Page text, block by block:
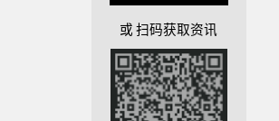
或 扫码获取资讯